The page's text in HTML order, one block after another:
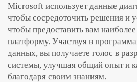
Microsoft использует данные
чтобы сосредоточить решения и
чтобы предоставить вам
платформу. Участвуя в
данных, вы получаете голос в
системы, улучшая общий опыт и
благодаря своим знаниям.